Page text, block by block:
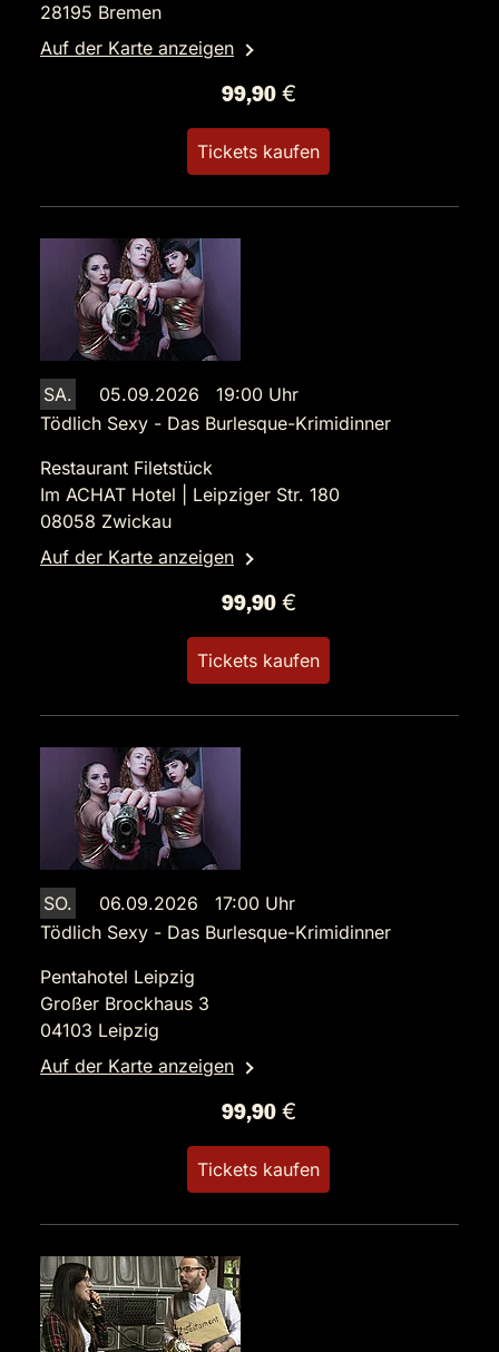
28195 Bremen
Auf der Karte anzeigen
99,90 €
Tickets kaufen
SA.
05.09.2026 19:00 Uhr
Tödlich Sexy - Das Burlesque-Krimidinner
Restaurant Filetstück
Im ACHAT Hotel | Leipziger Str. 180
08058 Zwickau
Auf der Karte anzeigen
99,90 €
Tickets kaufen
SO.
06.09.2026 17:00 Uhr
Tödlich Sexy - Das Burlesque-Krimidinner
Pentahotel Leipzig
Großer Brockhaus 3
04103 Leipzig
Auf der Karte anzeigen
99,90 €
Tickets kaufen